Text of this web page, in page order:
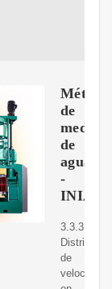
de
de
agua
-
INIA
3.3.3.
de